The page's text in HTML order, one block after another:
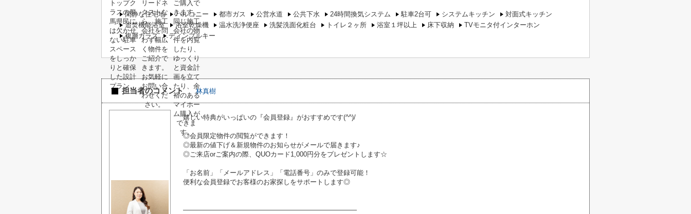
閑静な住宅地 バルコニー 都市ガス 公営水道 公共下水 24時間換気システム 駐車2台可 システムキッチン
対面式キッチン
追焚機能浴室
浴室乾燥機 温水洗浄便座 洗髪洗面化粧台 トイレ２ヶ所 浴室１坪以上 床下収納
TVモニタ付インターホン
複層ガラス
ディンプルキー
担当者のコメント 林真樹
嬉しい特典がいっぱいの『会員登録』がおすすめです(^^)/
◎会員限定物件の閲覧ができます！
◎最新の値下げ＆新規物件のお知らせがメールで届きます♪
◎ご来店orご案内の際、QUOカード1,000円分をプレゼントします☆
「お名前」「メールアドレス」「電話番号」のみで登録可能！
便利な会員登録でお客様のお家探しをサポートします◎
――――――――――――――――――――――――――